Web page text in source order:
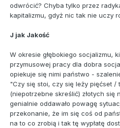
odwrócić? Chyba tylko przez
kapitalizmu, gdyż nic tak nie uczy
J jak Jakość
W okresie głębokiego socjalizmu,
przymusowej pracy dla dobra
opiekuje się nimi państwo -
"Czy się stoi, czy się leży pięćset /
(niepotrzebne skreślić) złotych się
genialnie oddawało powagę
przekonanie, że im się coś od
na to co zrobią i tak tę wypłatę